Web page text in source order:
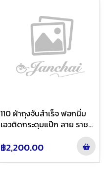
110 ผ้าถุงจับสำเร็จ ฟอกนิ่ม
เอวติดกระดุมแป๊ก ลาย ราช
วัตรหน้านาง สี ม่วงเทาฟ้าไล่สี
฿2,200.00